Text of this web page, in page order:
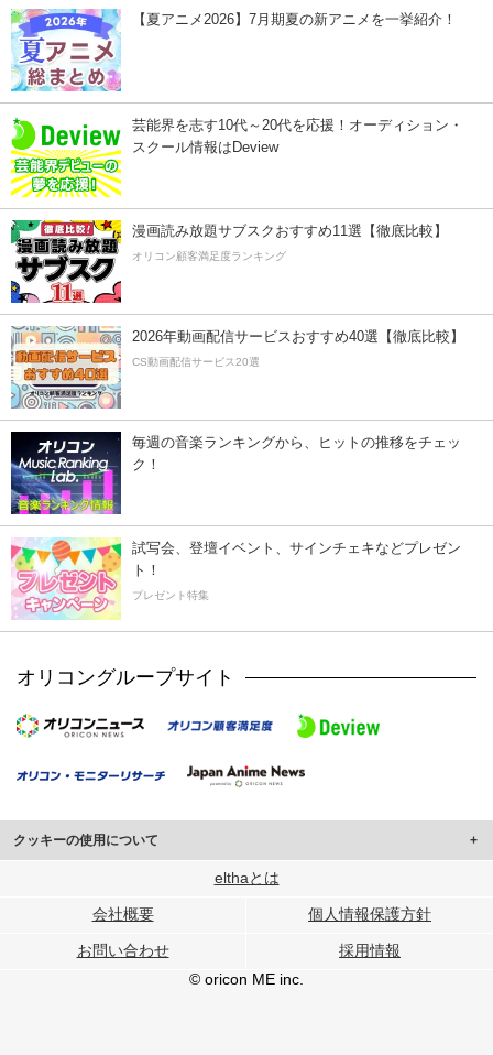
【夏アニメ2026】7月期夏の新アニメを一挙紹介！
芸能界を志す10代～20代を応援！オーディション・
スクール情報はDeview
漫画読み放題サブスクおすすめ11選【徹底比較】
オリコン顧客満足度ランキング
2026年動画配信サービスおすすめ40選【徹底比較】
CS動画配信サービス20選
毎週の音楽ランキングから、ヒットの推移をチェッ
ク！
試写会、登壇イベント、サインチェキなどプレゼン
ト！
プレゼント特集
オリコングループサイト
クッキーの使用について
このサイトでは Cookie を使用して、ユーザーに合わせたコンテンツや広告の
行っています。
メディアや広告配信、データ解析の各パートナーに提供しています。
各パートナーは、この情報とユーザーが各パートナーに提供した他の情報や、
ユーザーが各パートナーのサービスを使用したときに収集した他の情報を組み
elthaとは
会社概要 個人情報保護方針
お問い合わせ
採用情報
© oricon ME inc.